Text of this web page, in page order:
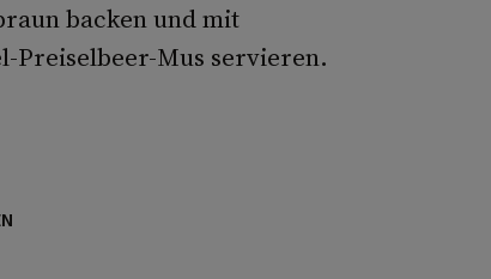
backen und mit
Preiselbeer-Mus servieren.